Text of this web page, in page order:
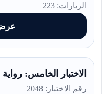
الزيارات: 223
عرض
الاختبار الخامس:
رقم الاختبار: 2048